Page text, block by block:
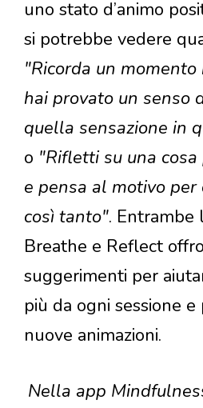
uno stato d’animo
si potrebbe vedere
"Ricorda un
hai provato un senso
quella sensazione in
o "Rifletti su una
e pensa al motivo per
così tanto". Entrambe
Breathe e Reflect
suggerimenti per
più da ogni sessione
nuove animazioni.
Nella app